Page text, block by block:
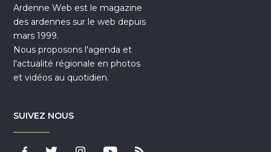
Ardenne Web est le magazine
des ardennes sur le web depuis
mars 1999.
Nous proposons l'agenda et
l'actualité régionale en photos
et vidéos au quotidien.
SUIVEZ NOUS